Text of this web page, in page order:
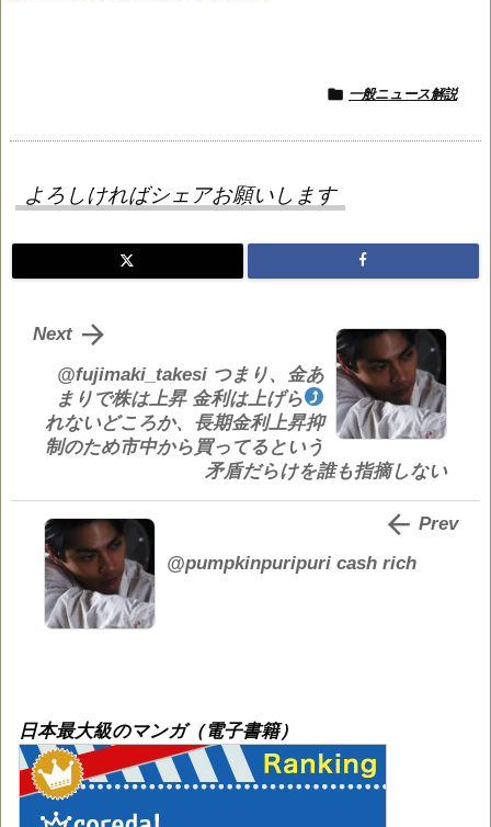
 一般ニュース解説
よろしければシェアお願いします
@fujimaki_takesi つまり、金あ
まりで株は上昇金利は上げら
れないどころか、長期金利上昇抑
制のため市中から買ってるという
矛盾だらけを誰も指摘しない

Next
@pumpkinpuripuri cash rich
 Prev
日本最大級のマンガ（電子書籍）